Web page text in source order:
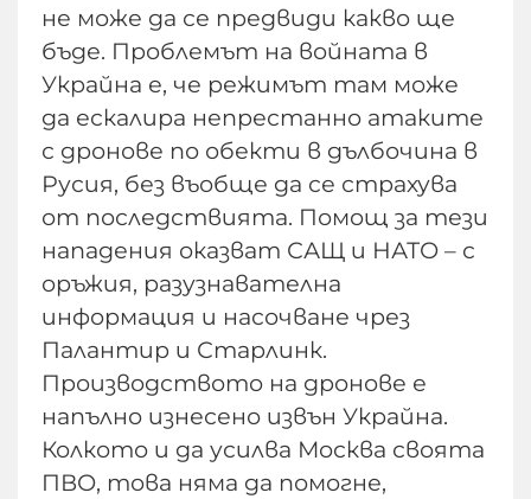
не може да се предвиди какво ще
бъде. Проблемът на войната в
Украйна е, че режимът там може
да ескалира непрестанно атаките
с дронове по обекти в дълбочина в
Русия, без въобще да се страхува
от последствията. Помощ за тези
нападения оказват САЩ и НАТО – с
оръжия, разузнавателна
информация и насочване чрез
Палантир и Старлинк.
Производството на дронове е
напълно изнесено извън Украйна.
Колкото и да усилва Москва своята
ПВО, това няма да помогне,